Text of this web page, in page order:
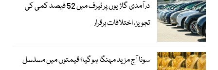
درآمدی گاڑیوں پر ٹیرف میں 52 فیصد کمی کی
تجویز، اختلافات برقرار
سونا آج مزید مہنگا ہوگیا؛ قیمتوں میں مسلسل